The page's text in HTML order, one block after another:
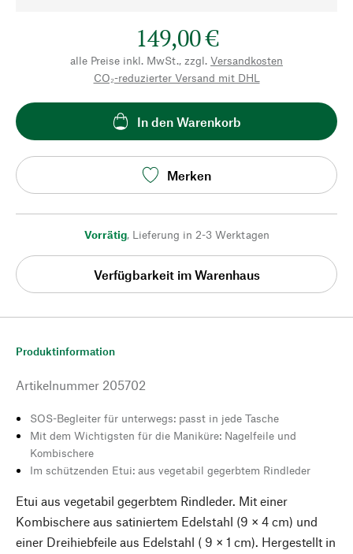
149,00 €
alle Preise inkl. MwSt., zzgl. Versandkosten
CO₂-reduzierter Versand mit DHL
In den Warenkorb
Merken
Vorrätig, Lieferung in 2-3 Werktagen
Verfügbarkeit im Warenhaus
Produktinformation
Artikelnummer 205702
SOS-Begleiter für unterwegs: passt in jede Tasche
Mit dem Wichtigsten für die Maniküre: Nagelfeile und
Kombischere
Im schützenden Etui: aus vegetabil gegerbtem Rindleder
Etui aus vegetabil gegerbtem Rindleder. Mit einer
Kombischere aus satiniertem Edelstahl (9 × 4 cm) und
einer Dreihiebfeile aus Edelstahl ( 9 × 1 cm). Hergestellt in